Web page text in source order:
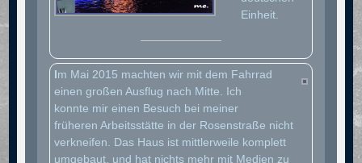
Einheit.
Im Mai 2015 machten wir mit dem Fahrrad
einen großen Ausflug nach Mitte. Ich
konnte mir einen Besuch bei meiner
früheren Arbeitsstätte in der Rosenstraße nicht
verkneifen. Das Haus ist mittlerweile komplett
umgebaut, und hat nichts mehr mit Medien zu